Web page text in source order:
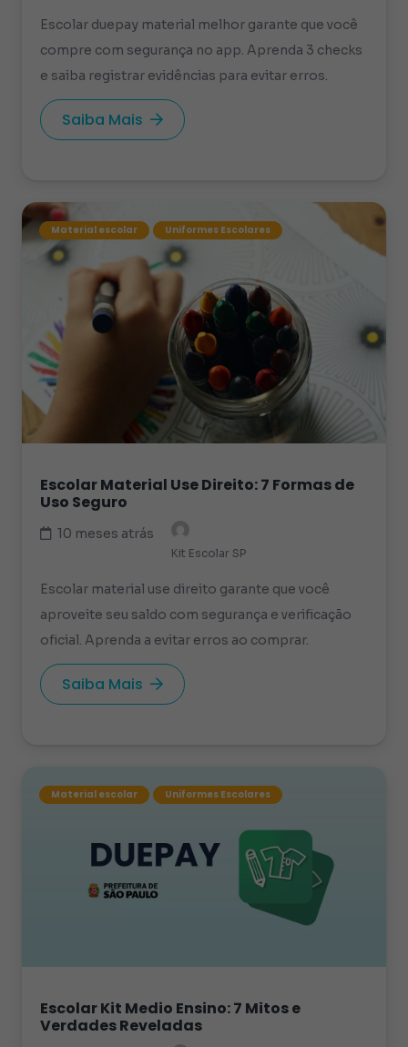
Escolar duepay material melhor garante que você
compre com segurança no app. Aprenda 3 checks
e saiba registrar evidências para evitar erros.
Saiba Mais
Material escolar Uniformes Escolares
Escolar Material Use Direito: 7 Formas de
Uso Seguro
10 meses atrás
Kit Escolar SP
Escolar material use direito garante que você
aproveite seu saldo com segurança e verificação
oficial. Aprenda a evitar erros ao comprar.
Saiba Mais
Material escolar Uniformes Escolares
Escolar Kit Medio Ensino: 7 Mitos e
Verdades Reveladas